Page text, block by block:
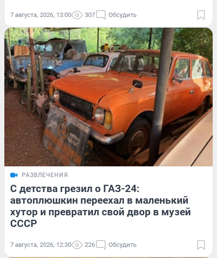
7 августа, 2026, 13:00 307 Обсудить
РАЗВЛЕЧЕНИЯ
С детства грезил о ГАЗ-24:
автоплюшкин переехал в маленький
хутор и превратил свой двор в музей
СССР
7 августа, 2026, 12:30 226 Обсудить